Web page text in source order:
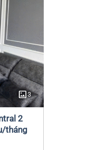
imagesmode3
2
tháng